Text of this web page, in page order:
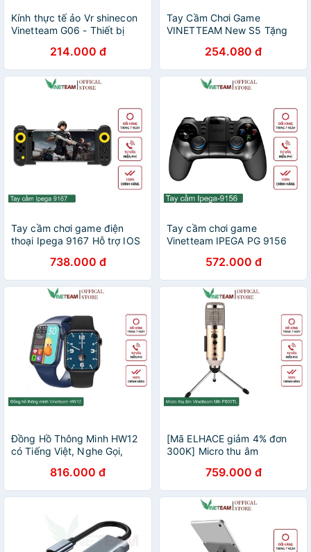
Kính thực tế ảo Vr shinecon
Vinetteam G06 - Thiết bị
Chơi Tất Cả Game Vr Và
Phim 360 -4440
214.000 đ
Tay Cầm Chơi Game
VINETTEAM New S5 Tặng
PUBG LIÊN QUÂN MOBILE
ROS CF FIFA Dành Cho
AndroI, IOS
254.080 đ
Tay cầm chơi game điện
thoại Ipega 9167 Hỗ trợ IOS
tháng 3917738.000 đ
Tay cầm chơi game
Vinetteam IPEGA PG 9156
Receiver 2952572.000 đ
Đồng Hồ Thông Minh HW12
có Tiếng Việt, Nghe Gọi,
Siêu Mượt 4391
816.000 đ
[Mã ELHACE giảm 4% đơn
300K] Micro thu âm
Vinetteam MK-F500TL
không cần sound card
-2885
759.000 đ